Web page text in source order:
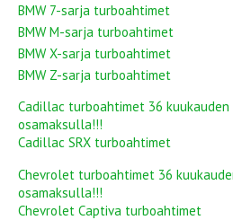
BMW 7-sarja turboahtimet
BMW M-sarja turboahtimet
BMW X-sarja turboahtimet
BMW Z-sarja turboahtimet
Cadillac turboahtimet 36
osamaksulla!!!
Cadillac SRX turboahtimet
Chevrolet turboahtimet 36
osamaksulla!!!
Chevrolet Captiva turboahtimet